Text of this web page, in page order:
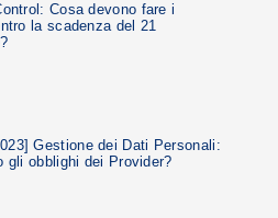
Cosa devono fare i
la scadenza del 21
Gestione dei Dati Personali:
gli obblighi dei Provider?